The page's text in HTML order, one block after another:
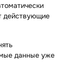
действующие
данные уже